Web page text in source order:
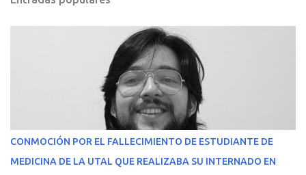
CONMOCIÓN POR EL FALLECIMIENTO DE ESTUDIANTE DE
MEDICINA DE LA UTAL QUE REALIZABA SU INTERNADO EN